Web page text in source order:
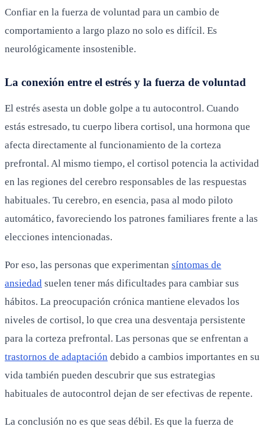
Confiar en la fuerza de voluntad para un cambio de
comportamiento a largo plazo no solo es difícil. Es
neurológicamente insostenible.
La conexión entre el estrés y la fuerza de voluntad
El estrés asesta un doble golpe a tu autocontrol. Cuando
estás estresado, tu cuerpo libera cortisol, una hormona que
afecta directamente al funcionamiento de la corteza
prefrontal. Al mismo tiempo, el cortisol potencia la actividad
en las regiones del cerebro responsables de las respuestas
habituales. Tu cerebro, en esencia, pasa al modo piloto
automático, favoreciendo los patrones familiares frente a las
elecciones intencionadas.
Por eso, las personas que experimentan síntomas de
ansiedad suelen tener más dificultades para cambiar sus
hábitos. La preocupación crónica mantiene elevados los
niveles de cortisol, lo que crea una desventaja persistente
para la corteza prefrontal. Las personas que se enfrentan a
trastornos de adaptación debido a cambios importantes en su
vida también pueden descubrir que sus estrategias
habituales de autocontrol dejan de ser efectivas de repente.
La conclusión no es que seas débil. Es que la fuerza de